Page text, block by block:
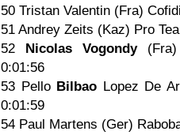
50 Tristan Valentin (Fra)
51 Andrey Zeits (Kaz) Pro
52 Nicolas Vogondy(Fra)
0:01:56
53 Pello Bilbao Lopez De
0:01:59
54 Paul Martens (Ger)